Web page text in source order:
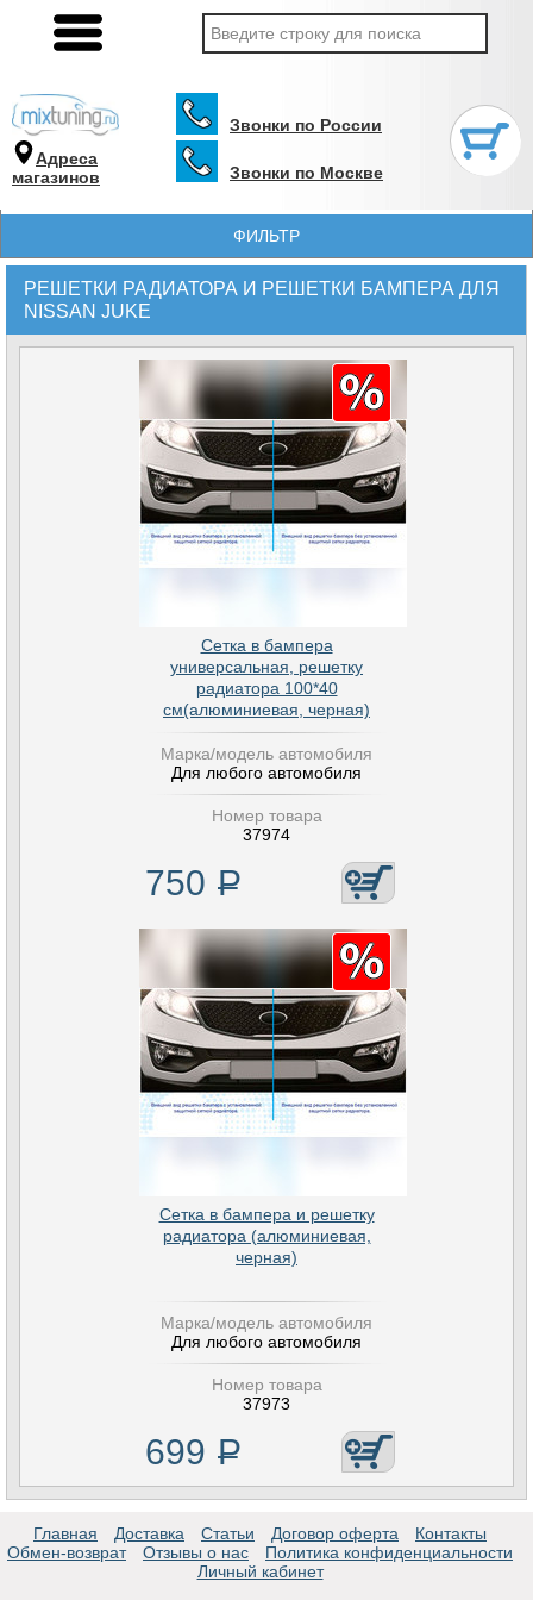
Адреса
магазинов
Звонки по России
Звонки по Москве
ФИЛЬТР
РЕШЕТКИ РАДИАТОРА И РЕШЕТКИ БАМПЕРА ДЛЯ
NISSAN JUKE
Сетка в бампера
универсальная, решетку
радиатора 100*40
см(алюминиевая, черная)
Марка/модель автомобиля
Для любого автомобиля
Номер товара
37974
750 Р
Сетка в бампера и решетку
радиатора (алюминиевая,
черная)
Марка/модель автомобиля
Для любого автомобиля
Номер товара
37973
699 Р
Главная Доставка Статьи Договор оферта
Контакты
Обмен-возврат
Отзывы о нас
Политика конфиденциальности
Личный кабинет